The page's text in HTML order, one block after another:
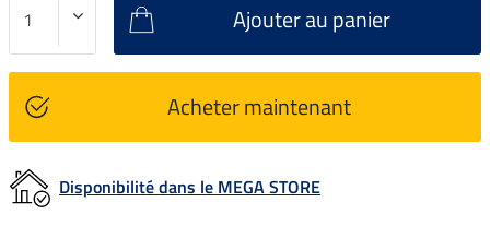
Ajouter au panier
Acheter maintenant
Disponibilité dans le MEGA STORE